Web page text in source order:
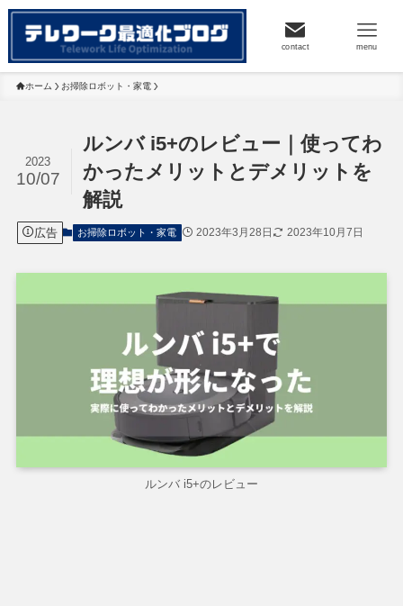
contact menu
ホーム お掃除ロボット・家電
ルンバ i5+のレビュー｜使ってわ
かったメリットとデメリットを
解説
2023
10/07
広告 お掃除ロボット・家電 2023年3月28日 2023年10月7日
ルンバ i5+のレビュー